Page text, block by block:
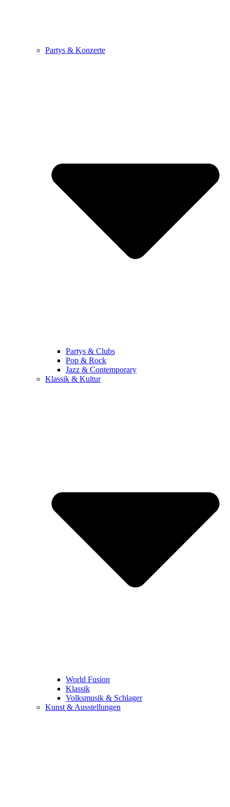
Partys & Konzerte
Partys & Clubs
Pop & Rock
Jazz & Contemporary
Klassik & Kultur
World Fusion
Klassik
Volksmusik & Schlager
Kunst & Ausstellungen